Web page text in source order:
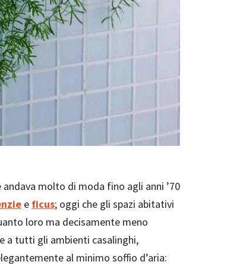
andava molto di moda fino agli anni ’70
e ficus; oggi che gli spazi abitativi
loro ma decisamente meno
a tutti gli ambienti casalinghi,
al minimo soffio d’aria: